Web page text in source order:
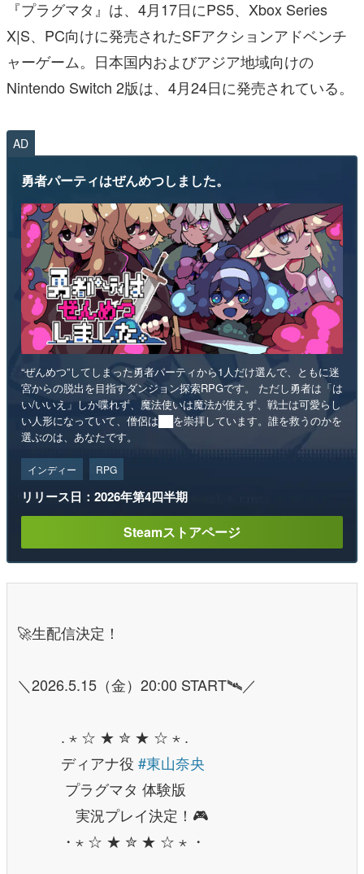
『プラグマタ』は、4月17日にPS5、Xbox Series
X|S、PC向けに発売されたSFアクションアドベンチ
ャーゲーム。日本国内およびアジア地域向けの
Nintendo Switch 2版は、4月24日に発売されている。
AD
勇者パーティはぜんめつしました。
“ぜんめつ”してしまった勇者パーティから1人だけ選んで、ともに迷
宮からの脱出を目指すダンジョン探索RPGです。 ただし勇者は「は
い/いいえ」しか喋れず、魔法使いは魔法が使えず、戦士は可愛らし
い人形になっていて、僧侶は██を崇拝しています。誰を救うのかを
選ぶのは、あなたです。
インディー RPG
リリース日：2026年第4四半期
Steamストアページ
🚀生配信決定！
＼2026.5.15（金）20:00 START🛰️／
. ⋆ ☆ ★ ✮ ★ ☆ ⋆ .
ディアナ役 #東山奈央
プラグマタ 体験版
実況プレイ決定！🎮
・⋆ ☆ ★ ✮ ★ ☆ ⋆ ・